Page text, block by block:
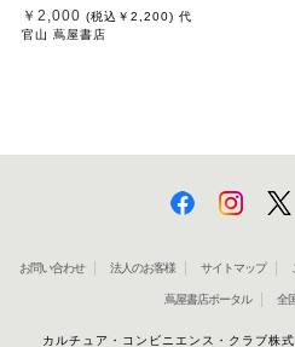
￥2,000 (税込 ￥2,200) 代
官山 蔦屋書店
お問い合わせ 法人のお客様 サイトマップ
蔦屋書店ポータル 全
カルチュア・コンビニエンス・クラブ